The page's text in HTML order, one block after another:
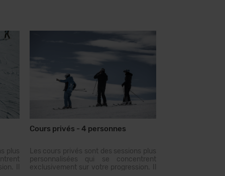
plus
Il
Cours privés - 4 personnes
Les cours privés sont des sessions plus
personnalisées qui se concentrent
exclusivement sur votre progression. Il